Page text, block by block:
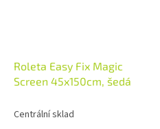
Roleta Easy Fix Magic
Screen 45x150cm, šedá
Centrální sklad